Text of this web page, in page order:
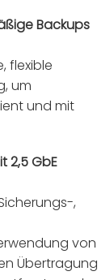
Backups
flexible
um
und mit
2,5 GbE
,
von
Übertragung